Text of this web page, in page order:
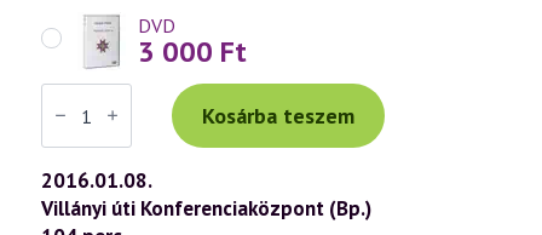
DVD
3 000 Ft
Váradi
Tibor
előadás
(722)
—
„Az
Ige
testté
Kosárba teszem
2016.01.08.
Villányi úti Konferenciaközpont (Bp.)